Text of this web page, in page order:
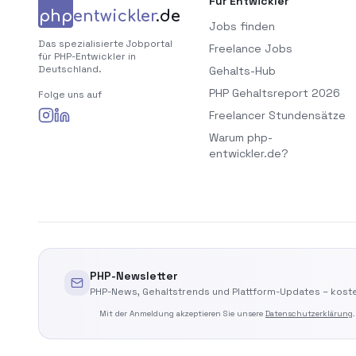
phpentwickler.de
Das spezialisierte Jobportal
für PHP-Entwickler in
Deutschland.
Folge uns auf
Jobs finden
Freelance Jobs
Gehalts-Hub
PHP Gehaltsreport 2026
Freelancer Stundensätze
Warum php-
entwickler.de?
PHP-Newsletter
PHP-News, Gehaltstrends und Plattform-Updates –
Mit der Anmeldung akzeptieren Sie unsere Datenschutzerklärung.